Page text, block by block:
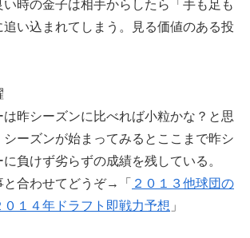
い時の金子は相手からしたら「手も足も
い込まれてしまう。見る価値のある投
は昨シーズンに比べれば小粒かな？と思
シーズンが始まってみるとここまで昨シ
負けず劣らずの成績を残している。
と合わせてどうぞ→「 ２０１３他球団の
０１４年ドラフト即戦力予想 」